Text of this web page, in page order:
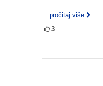
... pročitaj više
3